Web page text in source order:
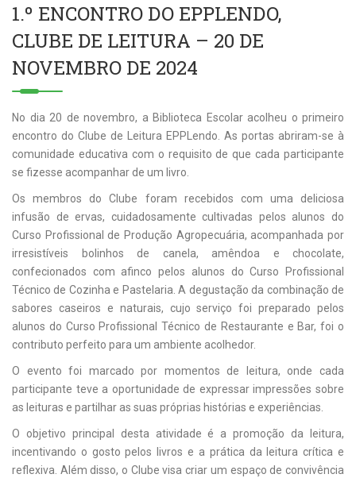
1.º ENCONTRO DO EPPLENDO,
CLUBE DE LEITURA – 20 DE
NOVEMBRO DE 2024
No dia 20 de novembro, a Biblioteca Escolar acolheu o primeiro
encontro do Clube de Leitura EPPLendo. As portas abriram-se à
comunidade educativa com o requisito de que cada participante
se fizesse acompanhar de um livro.
Os membros do Clube foram recebidos com uma deliciosa
infusão de ervas, cuidadosamente cultivadas pelos alunos do
Curso Profissional de Produção Agropecuária, acompanhada por
irresistíveis bolinhos de canela, amêndoa e chocolate,
confecionados com afinco pelos alunos do Curso Profissional
Técnico de Cozinha e Pastelaria. A degustação da combinação de
sabores caseiros e naturais, cujo serviço foi preparado pelos
alunos do Curso Profissional Técnico de Restaurante e Bar, foi o
contributo perfeito para um ambiente acolhedor.
O evento foi marcado por momentos de leitura, onde cada
participante teve a oportunidade de expressar impressões sobre
as leituras e partilhar as suas próprias histórias e experiências.
O objetivo principal desta atividade é a promoção da leitura,
incentivando o gosto pelos livros e a prática da leitura crítica e
reflexiva. Além disso, o Clube visa criar um espaço de convivência